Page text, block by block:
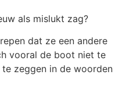
als mislukt zag?
dat ze een andere
vooral de boot niet te
zeggen in de woorden